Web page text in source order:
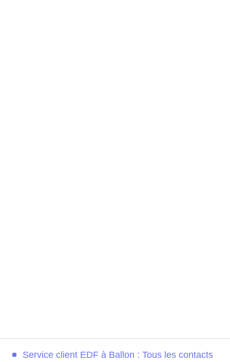
Service client EDF à Ballon : Tous les contacts